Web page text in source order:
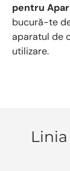
pentru
bucură-te
aparatul de
utilizare.